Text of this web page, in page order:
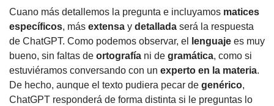
Cuano más detallemos la pregunta e incluyamos matices
específicos, más extensa y detallada será la respuesta
de ChatGPT. Como podemos observar, el
lenguaje es muy
bueno, sin faltas de ortografía ni de gramática, como si
estuviéramos conversando con un experto en la materia.
De hecho, aunque el texto pudiera pecar de genérico,
ChatGPT responderá de forma distinta si le preguntas lo